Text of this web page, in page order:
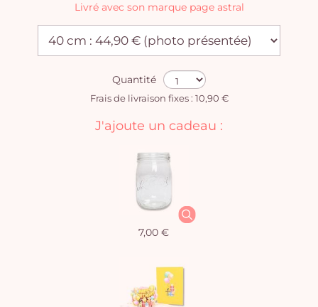
Livré avec son marque page astral
Quantité
Frais de livraison fixes : 10,90 €
J'ajoute un cadeau :
7,00 €